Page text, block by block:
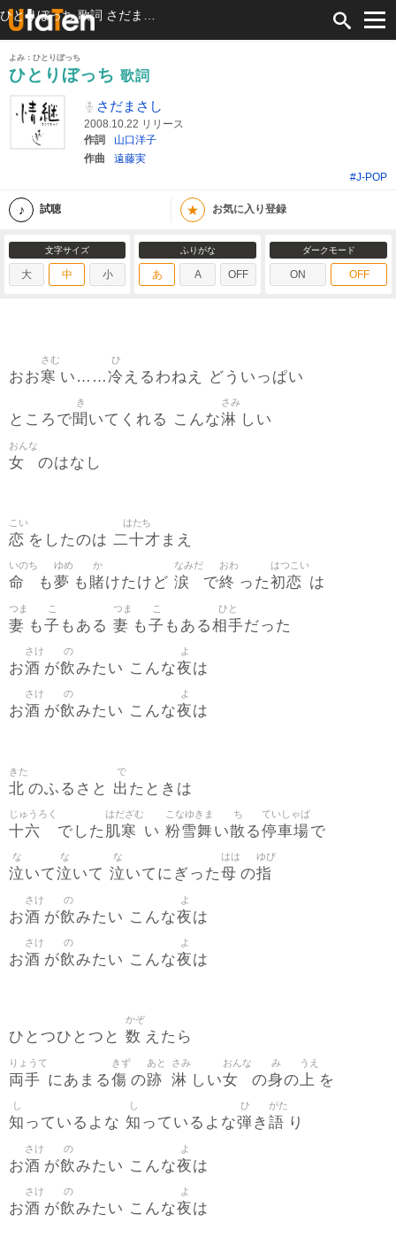
よみ：ひとりぼっち
ひとりぼっち 歌詞
さだまさし
2008.10.22 リリース
作詞
山口洋子
作曲
遠藤実
#J-POP
試聴 ★ お気に入り登録
文字サイズ
大 中 小
ふりがな
あ A OFF
ダークモード
ON OFF
おお寒
さむ
い……冷
ひ
えるわねえ どういっぱい
ところで聞
き
いてくれる こんな淋
さみ
しい
女
おんな
のはなし
恋
こい
をしたのは 二十才
はたち
まえ
命
いのち
も夢
ゆめ
も 賭
か
けたけど 涙
なみだ
で終
おわ
った初恋
はつこい
は
妻
つま
も子
こ
もある 妻
つま
も子
こ
もある相手
ひと
だった
お酒
さけ
が飲
の
みたい こんな夜
よ
は
お酒
さけ
が飲
の
みたい こんな夜
よ
は
北
きた
のふるさと 出
で
たときは
十六
じゅうろく
でした 肌寒
はだざむ
い 粉雪舞
こなゆきま
い散
ち
る停車場
ていしゃば
で
泣
な
いて泣
な
いて 泣
な
いてにぎった母
はは
の指
ゆび
お酒
さけ
が飲
の
みたい こんな夜
よ
は
お酒
さけ
が飲
の
みたい こんな夜
よ
は
ひとつひとつと 数
かぞ
えたら
両手
りょうて
にあまる傷
きず
の跡
あと
淋
さみ
しい女
おんな
の身
み
の上
うえ
を
知
し
っているよな 知
し
っているよな弾
ひ
き 語
がた
り
お酒
さけ
が飲
の
みたい こんな夜
よ
は
お酒
さけ
が飲
の
みたい こんな夜
よ
は